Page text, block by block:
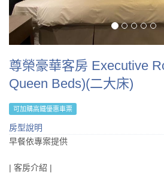
尊榮豪華客房 Executive
Queen Beds)(二大床)
可加購高鐵優惠車票
房型說明
早餐依專案提供
| 客房介紹 |